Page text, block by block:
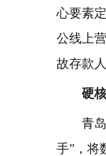
心要素
公线上
故存款
硬
青
手”，将